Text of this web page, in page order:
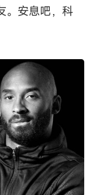
。安息吧，科